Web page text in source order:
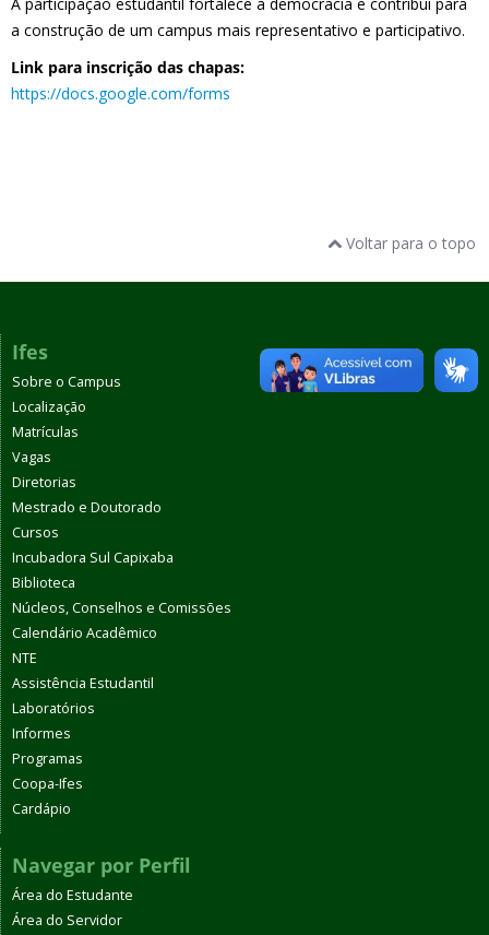
a construção de um campus mais representativo e participativo.
Link para inscrição das chapas:
https://docs.google.com/forms
Voltar para o topo
Ifes
Sobre o Campus
Localização
Matrículas
Vagas
Diretorias
Mestrado e Doutorado
Cursos
Incubadora Sul Capixaba
Biblioteca
Núcleos, Conselhos e Comissões
Calendário Acadêmico
NTE
Assistência Estudantil
Laboratórios
Informes
Programas
Coopa-Ifes
Cardápio
Navegar por Perfil
Área do Estudante
Área do Servidor